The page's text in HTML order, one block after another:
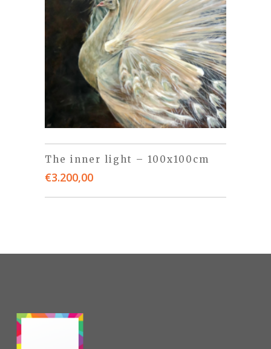
The inner light – 100x100cm
€3.200,00